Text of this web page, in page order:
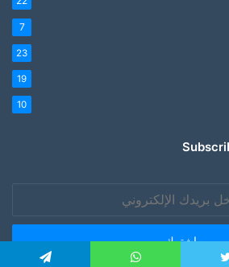
7
23
19
10